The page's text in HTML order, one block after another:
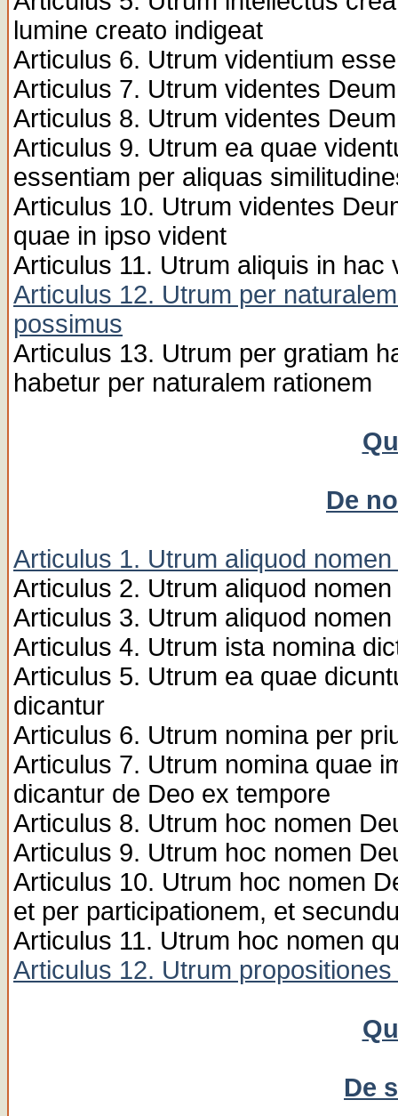
lumine creato indigeat
Articulus 6. Utrum videntium
Articulus 7. Utrum videntes
Articulus 8. Utrum videntes
Articulus 9. Utrum ea quae
essentiam per aliquas
Articulus 10. Utrum videntes
quae in ipso vident
Articulus 11. Utrum aliquis in
Articulus 12. Utrum per
possimus
Articulus 13. Utrum per gratiam
habetur per naturalem rationem
De
Articulus 1. Utrum aliquod
Articulus 2. Utrum aliquod
Articulus 3. Utrum aliquod
Articulus 4. Utrum ista nomina
Articulus 5. Utrum ea quae
dicantur
Articulus 6. Utrum nomina per
Articulus 7. Utrum nomina quae
dicantur de Deo ex tempore
Articulus 8. Utrum hoc nomen
Articulus 9. Utrum hoc nomen
Articulus 10. Utrum hoc nomen
et per participationem, et
Articulus 11. Utrum hoc nomen
Articulus 12. Utrum
De